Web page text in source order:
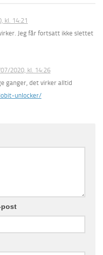
kl. 14:21
Jeg får fortsatt ikke slettet
2020, kl. 14:26
ganger, det virker alltid
unlocker/
post